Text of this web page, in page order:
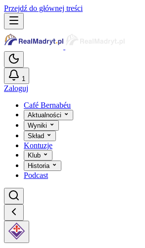
Przejdź do głównej treści
1
Zaloguj
Café Bernabéu
Aktualności
Wyniki
Skład
Kontuzje
Klub
Historia
Podcast